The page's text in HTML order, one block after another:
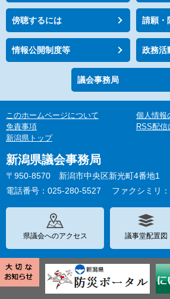
傍聴するには 請願・
情報公開制度等 政務活
議会事務局
このホームページについて
個人情報
免責事項
RSS配信
新潟県トップ
新潟県議会事務局
〒950-8570 新潟市中央区新光町4番地1
電話番号：025-280-5527
ファクシミリ
県議会へのアクセス 議事堂配置図